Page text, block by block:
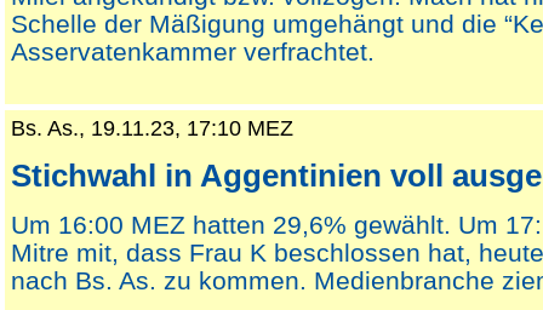
Schelle der Mäßigung umgehängt und die
Asservatenkammer verfrachtet.
Bs. As., 19.11.23, 17:10 MEZ
Stichwahl in Aggentinien voll
Um 16:00 MEZ hatten 29,6% gewählt. Um
Mitre mit, dass Frau K beschlossen hat,
nach Bs. As. zu kommen. Medienbranche